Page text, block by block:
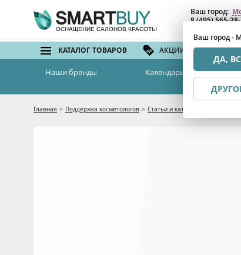
ОСНАЩЕНИЕ САЛОНОВ КРАСОТЫ
Ваш город:
Ваш город -
ДА,
8 (495) 565-
КАТАЛОГ ТОВАРОВ АКЦИИ И СКИДКИ
Наши бренды Календарь семинаров
Главная > Поддержка косметологов > Статьи и каталоги Гармония